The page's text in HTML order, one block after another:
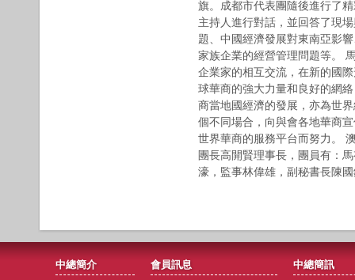
旗。成都市代表團隨後進行了
主持人進行對話，並回答了現
題、中國經濟發展對東南亞影
家族企業的經營管理問題等。
企業家的相互交流，在新的國
球華商的強大力量和良好的網
商當地國經濟的發展，亦為世
個不同場合，向與會各地華商
世界華商的服務平台而努力。
團長高開賢理事長，團員有：
濠，監事林偉雄，副秘書長陳
中總簡介 會員訊息 中總簡訊